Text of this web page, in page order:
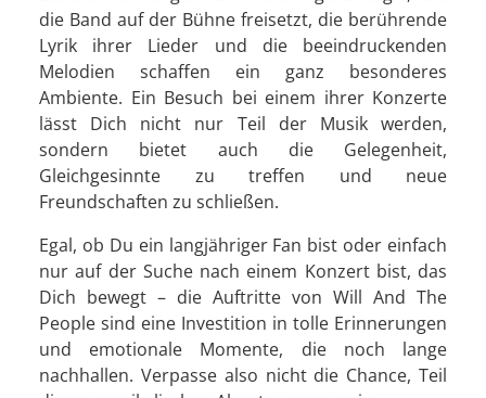
die Band auf der Bühne freisetzt, die berührende
Lyrik ihrer Lieder und die beeindruckenden
Melodien schaffen ein ganz besonderes
Ambiente. Ein Besuch bei einem ihrer Konzerte
lässt Dich nicht nur Teil der Musik werden,
sondern bietet auch die Gelegenheit,
Gleichgesinnte zu treffen und neue
Freundschaften zu schließen.
Egal, ob Du ein langjähriger Fan bist oder einfach
nur auf der Suche nach einem Konzert bist, das
Dich bewegt – die Auftritte von Will And The
People sind eine Investition in tolle Erinnerungen
und emotionale Momente, die noch lange
nachhallen. Verpasse also nicht die Chance, Teil